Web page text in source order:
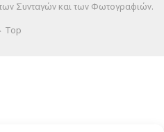
Συνταγών και των Φωτογραφιών.
Top